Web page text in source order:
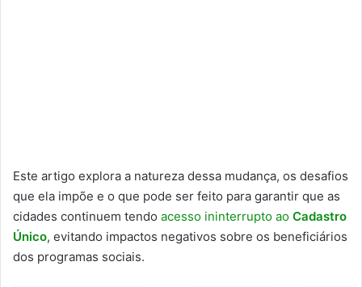
Este artigo explora a natureza dessa mudança, os desafios
que ela impõe e o que pode ser feito para garantir que as
cidades continuem tendo acesso ininterrupto ao Cadastro
Único, evitando impactos negativos sobre os beneficiários
dos programas sociais.